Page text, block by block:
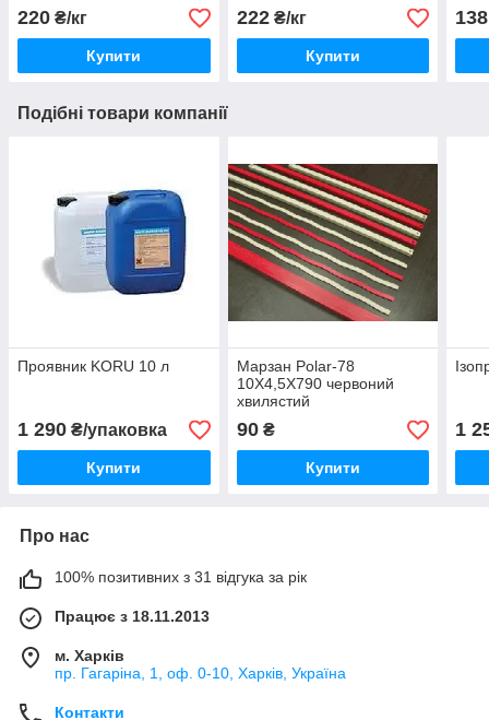
220 ₴/кг
Купити
222₴/кг
Купити
138
Подібні товари компанії
Проявник KORU 10 л
1 290 ₴/упаковка
Купити
Марзан Polar-78
10X4,5X790 червоний
хвилястий
90₴
Купити
1
Про нас
100% позитивних з 31 відгука за рік
Працює з 18.11.2013
м. Харків
пр. Гагаріна, 1, оф. 0-10, Харків, Україна
Контакти